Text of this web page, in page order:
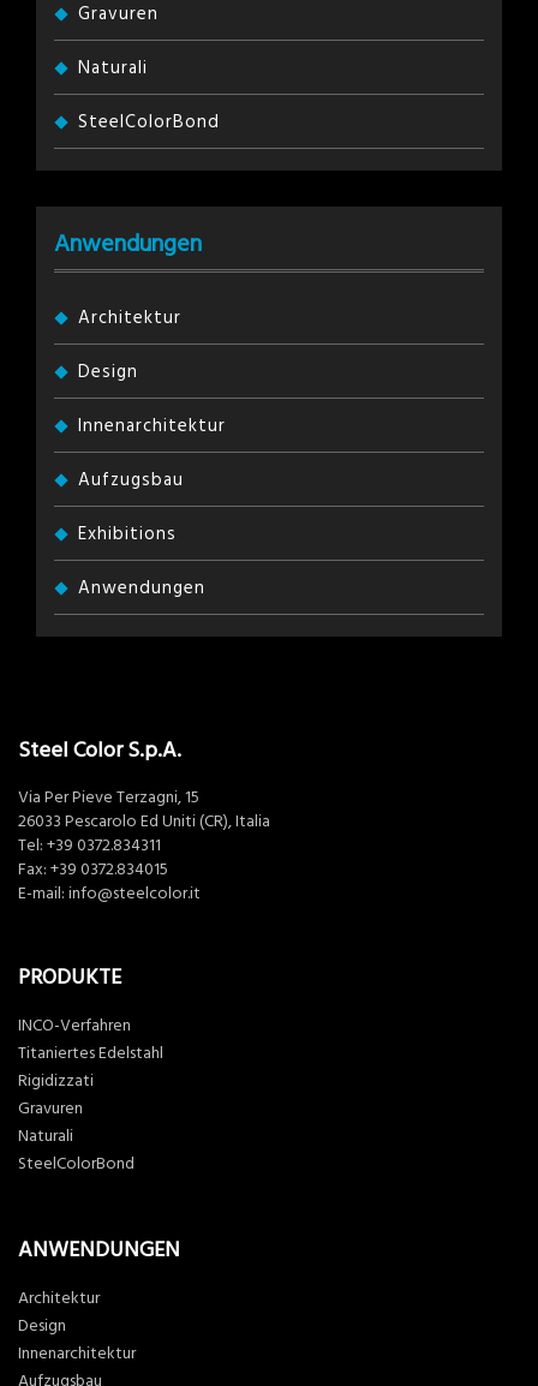
Gravuren
Naturali
SteelColorBond
Anwendungen
Architektur
Design
Innenarchitektur
Aufzugsbau
Exhibitions
Anwendungen
Steel Color S.p.A.
Via Per Pieve Terzagni, 15
26033 Pescarolo Ed Uniti (CR), Italia
Tel: +39 0372.834311
Fax: +39 0372.834015
E-mail: info@steelcolor.it
PRODUKTE
INCO-Verfahren
Titaniertes Edelstahl
Rigidizzati
Gravuren
Naturali
SteelColorBond
ANWENDUNGEN
Architektur
Design
Innenarchitektur